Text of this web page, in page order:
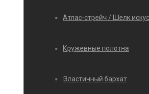
Атлас-стрейч / Шелк
Кружевные полотна
Эластичный бархат